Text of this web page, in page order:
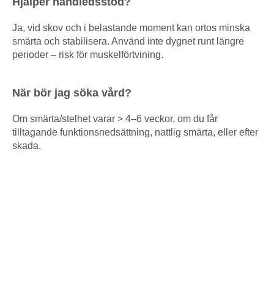
Ja, vid skov och i belastande moment kan ortos minska
smärta och stabilisera. Använd inte dygnet runt längre
perioder – risk för muskelförtvining.
När bör jag söka vård?
Om smärta/stelhet varar > 4–6 veckor, om du får
tilltagande funktionsnedsättning, nattlig smärta, eller efter
skada.